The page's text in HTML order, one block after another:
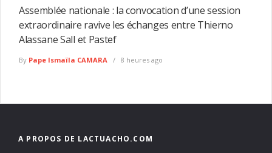
Assemblée nationale : la convocation d’une session
extraordinaire ravive les échanges entre Thierno
Alassane Sall et Pastef
By Pape Ismaïla CAMARA 8 heures ago
A PROPOS DE LACTUACHO.COM